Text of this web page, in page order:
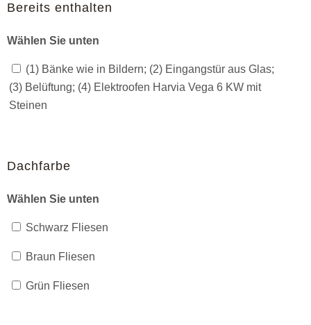
Bereits enthalten
Wählen Sie unten
(1) Bänke wie in Bildern; (2) Eingangstür aus Glas;
(3) Belüftung; (4) Elektroofen Harvia Vega 6 KW mit
Steinen
Dachfarbe
Wählen Sie unten
Schwarz Fliesen
Braun Fliesen
Grün Fliesen